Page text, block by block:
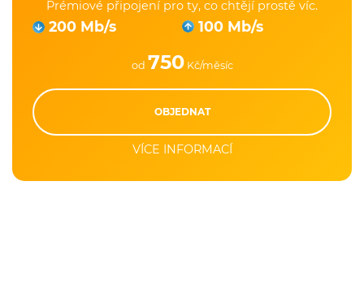
Prémiové připojení pro ty, co chtějí prostě víc.
200 Mb/s 100 Mb/s
od 750Kč/měsíc
OBJEDNAT
VÍCE INFORMACÍ